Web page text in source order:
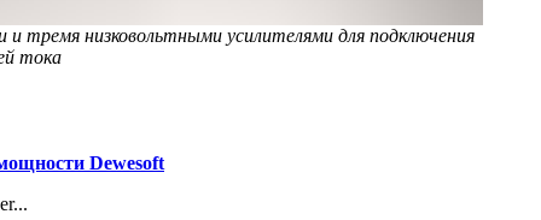
тремя низковольтными усилителями для подключения
тока
Dewesoft